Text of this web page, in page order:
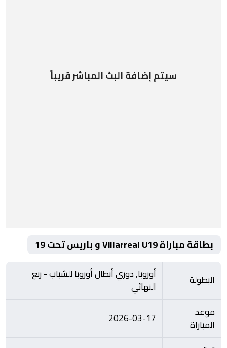
سيتم إضافة البث المباشر قريباً
بطاقة مباراة Villarreal U19 و باريس تحت 19
البطولة أوروبا, دوري أبطال أوروبا للشباب - ربع
النهائي
موعد
المباراة
2026-03-17